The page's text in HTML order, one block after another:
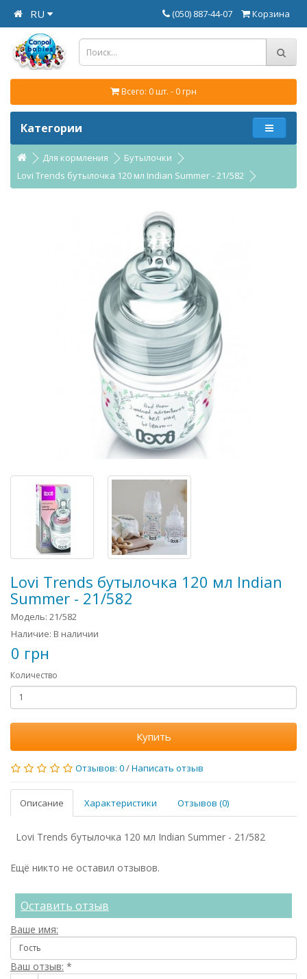
RU Корзина
(050) 887-44-07
Всего: 0 шт. - 0 грн
Категории
Для кормления
Бутылочки
Lovi Trends бутылочка 120 мл Indian Summer - 21/582
Lovi Trends бутылочка 120 мл Indian
Summer - 21/582
Модель: 21/582
Наличие: В наличии
0 грн
Количество
Купить
Отзывов: 0/Написать отзыв
Описание Характеристики Отзывов (0)
Lovi Trends бутылочка 120 мл Indian Summer - 21/582
Ещё никто не оставил отзывов.
Оставить отзыв
Ваше имя:
Ваш отзыв: *